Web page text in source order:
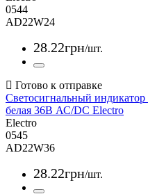
0544
AD22W24
28.22грн/шт.
Светосигнальный
белая 36В АС/DC Electro
Electro
0545
AD22W36
28.22грн/шт.